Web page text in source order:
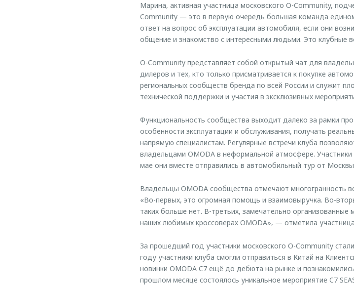
Марина, активная участница московского O-Community,
Community — это в первую очередь большая команда
ответ на вопрос об эксплуатации автомобиля, если они
общение и знакомство с интересными людьми. Это клубные
O-Community представляет собой открытый чат для
дилеров и тех, кто только присматривается к покупке
региональных сообществ бренда по всей России и служит
технической поддержки и участия в эксклюзивных
Функциональность сообщества выходит далеко за рамки
особенности эксплуатации и обслуживания, получать
напрямую специалистам. Регулярные встречи клуба
владельцами OMODA в неформальной атмосфере.
мае они вместе отправились в автомобильный тур от
Владельцы OMODA сообщества отмечают многогранность
«Во-первых, это огромная помощь и взаимовыручка. Во-
таких больше нет. В-третьих, замечательно
наших любимых кроссоверах OMODA», — отметила
За прошедший год участники московского O-Community
году участники клуба смогли отправиться в Китай на
новинки OMODA C7 ещё до дебюта на рынке и
прошлом месяце состоялось уникальное мероприятие C7